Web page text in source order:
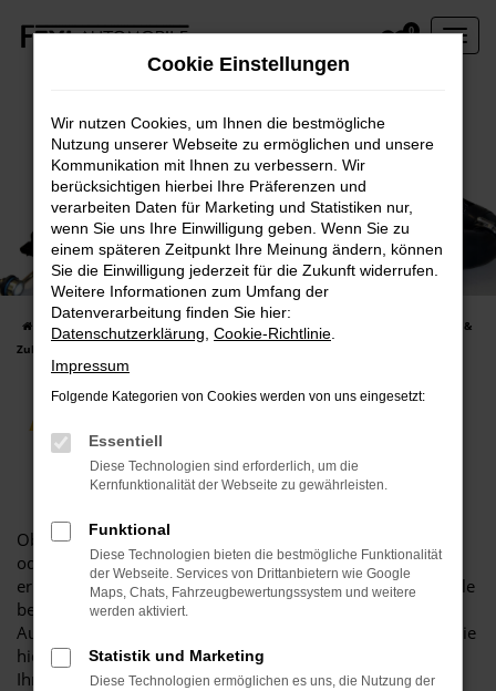
Zum
0
Ersatzteile & Zubehör
Beste Verkaufsberatung!
Startseite Werkstatt und Service Werkstattleistungen
Ersatzteile &
Zubehör
ERSATZTEILE & ZUBEHÖR
Ob Sie Ihr Fahrzeug bei uns in der Fachwerkstatt warten
oder reparieren lassen, oder ob Sie das zuhause selbst
erledigen – Die richtigen und qualitativ optimalen Ersatzteile
bekommen Sie bei uns zum fairen Preis! Auch technische
Auskunft erteilen wir unseren Kunden sehr gerne! Halten Sie
hierzu Ihren Fahrzeugschein bzw. die Fahrgestellnummer
Ihres Autos bereit.
Cookie Einstellungen
Wir nutzen Cookies, um Ihnen die bestmögliche
Nutzung unserer Webseite zu ermöglichen und unsere
Kommunikation mit Ihnen zu verbessern. Wir
berücksichtigen hierbei Ihre Präferenzen und
verarbeiten Daten für Marketing und Statistiken nur,
wenn Sie uns Ihre Einwilligung geben. Wenn Sie zu
einem späteren Zeitpunkt Ihre Meinung ändern, können
Sie die Einwilligung jederzeit für die Zukunft widerrufen.
Weitere Informationen zum Umfang der
Datenverarbeitung finden Sie hier:
Datenschutzerklärung Cookie-Richtlinie
Impressum
Folgende Kategorien von Cookies werden von uns eingesetzt:
Essentiell
Diese Technologien sind erforderlich, um die
Kernfunktionalität der Webseite zu gewährleisten.
Funktional
Diese Technologien bieten die bestmögliche Funktionalität
der Webseite. Services von Drittanbietern wie Google
Maps, Chats, Fahrzeugbewertungssystem und weitere
werden aktiviert.
Statistik und Marketing
Diese Technologien ermöglichen es uns, die Nutzung der